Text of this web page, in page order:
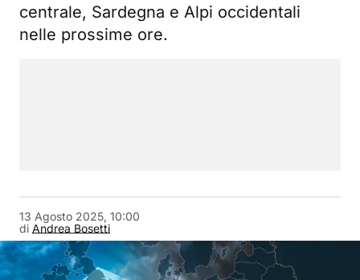
centrale, Sardegna e Alpi occidentali
nelle prossime ore.
di Andrea Bosetti
13 Agosto 2025, 10:00